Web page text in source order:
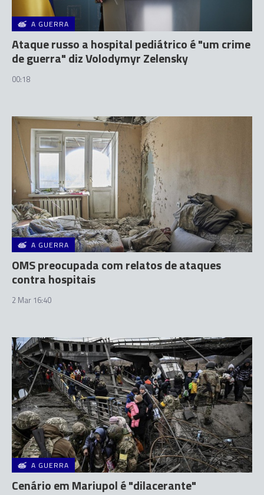
A GUERRA
Ataque russo a hospital pediátrico é "um crime
de guerra" diz Volodymyr Zelensky
00:18
A GUERRA
OMS preocupada com relatos de ataques
contra hospitais
2 Mar 16:40
A GUERRA
Cenário em Mariupol é "dilacerante"